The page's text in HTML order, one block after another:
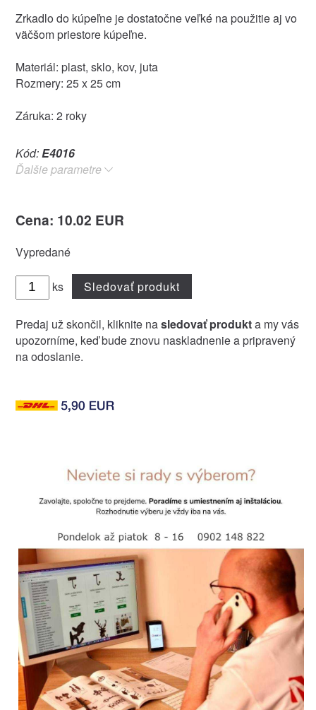
Zrkadlo do kúpeľne je dostatočne veľké na použitie aj vo
väčšom priestore kúpeľne.
Materiál: plast, sklo, kov, juta
Rozmery: 25 x 25 cm
Záruka: 2 roky
Kód:E4016
Ďalšie parametre
Cena: 10.02 EUR
Vypredané
ks Sledovať produkt
Predaj už skončil, kliknite nasledovať produkta my vás
upozorníme, keď bude znovu naskladnenie a pripravený
na odoslanie.